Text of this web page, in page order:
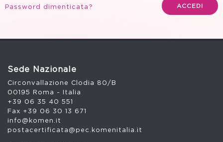
Password dimenticata? ACCEDI
Sede Nazionale
Circonvallazione Clodia 80/B
00195 Roma - Italia
+39 06 35 40 551
Fax +39 06 30 13 671
info@komen.it
postacertificata@pec.komenitalia.it